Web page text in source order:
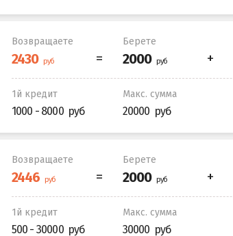
Возвращаете Берете
1й кредит
1000 - 8000
Макс. сумма
20000
Возвращаете Берете
1й кредит
500 - 30000
Макс. сумма
30000